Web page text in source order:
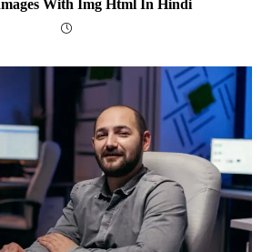
With Img Html In Hindi